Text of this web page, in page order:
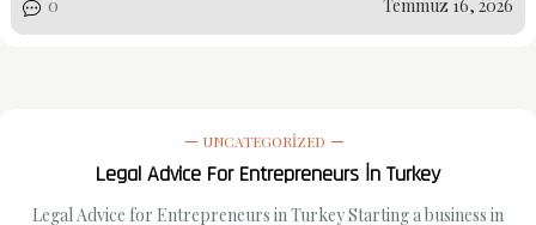
0 Temmuz 16, 2026
UNCATEGORIZED
Legal Advice For Entrepreneurs İn Turkey
Legal Advice for Entrepreneurs in Turkey Starting a business in